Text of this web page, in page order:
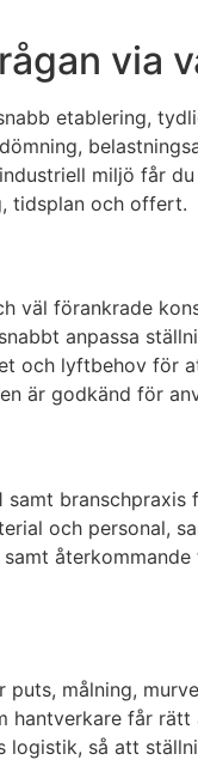
via
etablering,
miljö får
tidsplan och offert.
förankrade
anpassa
och lyftbehov för
är godkänd för
och personal,
målning,
hantverkare får
logistik, så att